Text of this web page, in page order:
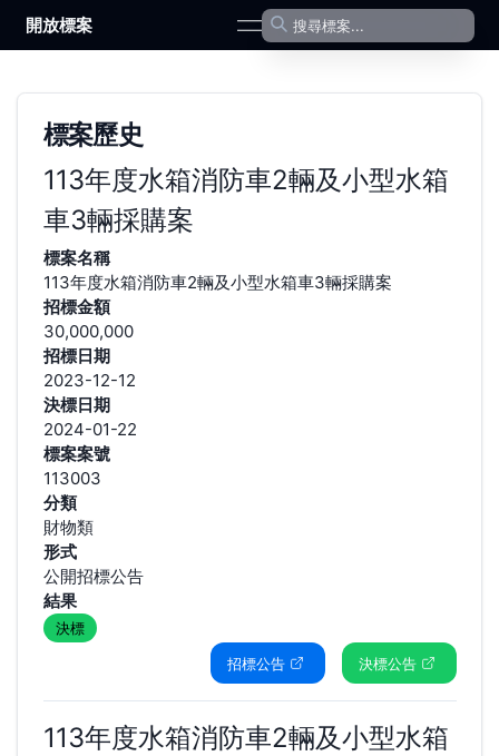
開放標案 open navigation menu
標案歷史
113年度水箱消防車2輛及小型水箱
車3輛採購案
標案名稱
113年度水箱消防車2輛及小型水箱車3輛採購案
招標金額
30,000,000
招標日期
2023-12-12
決標日期
2024-01-22
標案案號
113003
分類
財物類
形式
公開招標公告
結果
決標
招標公告
決標公告
113年度水箱消防車2輛及小型水箱